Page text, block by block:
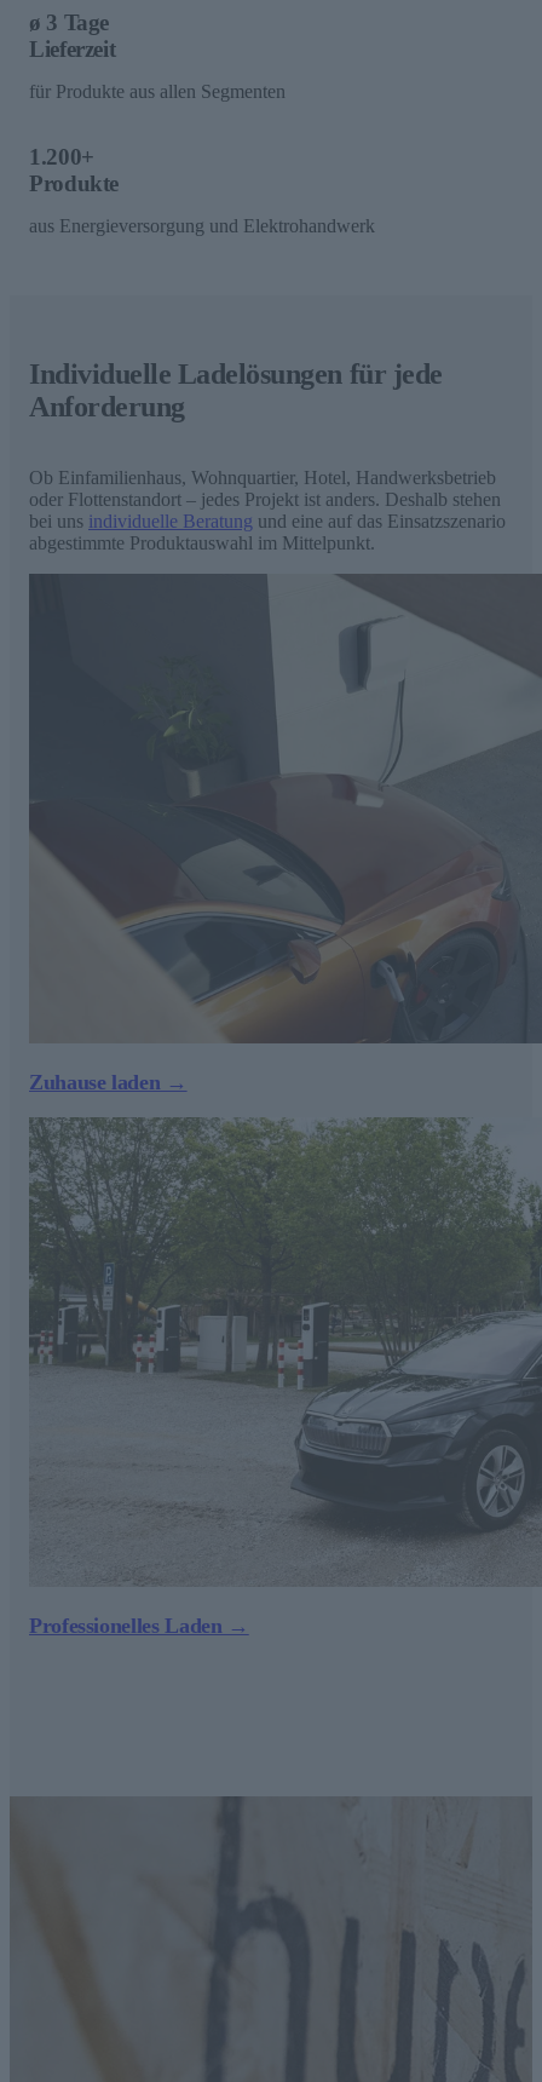
ø 3 Tage
Lieferzeit
für Produkte aus allen Segmenten
1.200+
Produkte
aus Energieversorgung und Elektrohandwerk
Individuelle Ladelösungen für jede
Anforderung
Ob Einfamilienhaus, Wohnquartier, Hotel, Handwerksbetrieb
oder Flottenstandort – jedes Projekt ist anders. Deshalb stehen
bei uns individuelle Beratung und eine auf das Einsatzszenario
abgestimmte Produktauswahl im Mittelpunkt.
Zuhause laden →
Professionelles Laden →